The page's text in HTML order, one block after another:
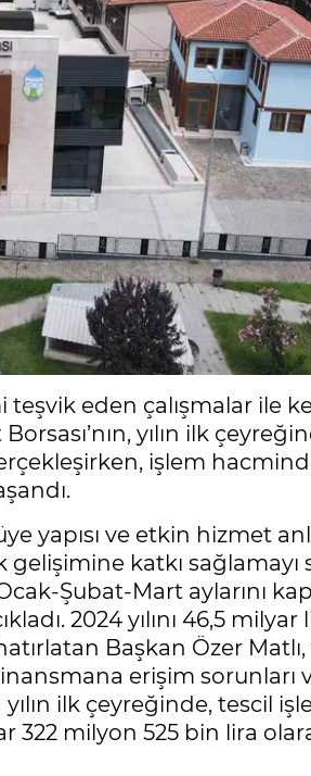
eden çalışmalar ile
yılın ilk
işlem hacminde
yapısı ve etkin hizmet
gelişimine katkı
Şubat-Mart aylarını
2024 yılını 46,5
Başkan Özer
erişim sorunları
ilk çeyreğinde, tescil
322 milyon 525 bin lira